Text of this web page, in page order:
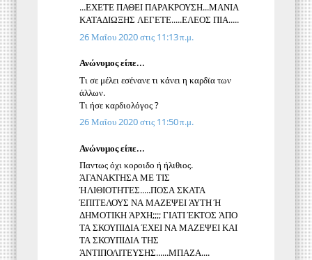
...ΕΧΕΤΕ ΠΑΘΕΙ ΠΑΡΑΚΡΟΥΣΗ...ΜΑΝΙΑ
ΚΑΤΑΔΙΩΞΗΣ ΛΕΓΕΤΕ.....ΕΛΕΟΣ ΠΙΑ.....
26 Μαΐου 2020 στις 11:13 π.μ.
Ανώνυμος είπε...
Τι σε μέλει εσένανε τι κάνει η καρδϊα των
άλλων.
Τι ήσε καρδιολόγος ?
26 Μαΐου 2020 στις 11:50 π.μ.
Ανώνυμος είπε...
Παντως όχι κοροιδο ή ήλιθιος.
ΆΓΑΝΑΚΤΗΣΑ ΜΕ ΤΙΣ
ΉΛΙΘΙΟΤΗΤΕΣ.....ΠΟΣΑ ΣΚΑΤΑ
ΈΠΙΤΕΛΟΥΣ ΝΑ ΜΑΖΕΨΕΙ ΆΥΤΗ Ή
ΔΗΜΟΤΙΚΗ ΆΡΧΗ;;;; ΓΙΑΤΙ ΈΚΤΟΣ ΆΠΟ
ΤΑ ΣΚΟΥΠΙΔΙΑ ΈΧΕΙ ΝΑ ΜΑΖΕΨΕΙ ΚΑΙ
ΤΑ ΣΚΟΥΠΙΔΙΑ ΤΗΣ
ΆΝΤΙΠΟΛΙΤΕΥΣΗΣ......ΜΠΑΖΑ....